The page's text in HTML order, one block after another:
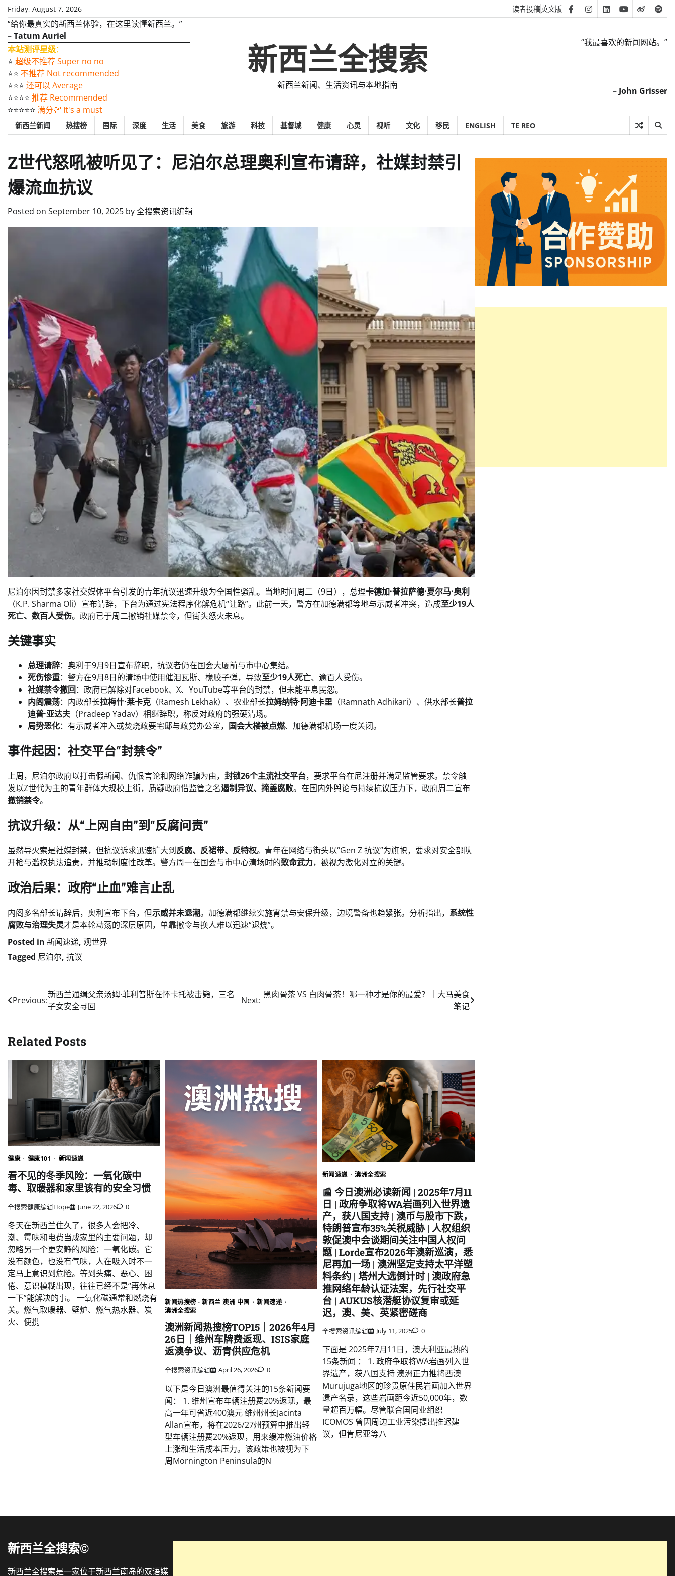
Skip
content
Friday, August 7, 2026 读者投稿英文版 FacebookInstagram
LinkedinYoutube
Weibo
“给你最真实的新西兰体验，在这里读懂新西兰。”
– Tatum Auriel
本站测评星级：
⭐️ 超级不推荐 Super no no
⭐️⭐️ 不推荐 Not recommended
⭐️⭐️⭐️ 还可以 Average
⭐️⭐️⭐️⭐️ 推荐 Recommended
⭐️⭐️⭐️⭐️⭐️ 满分💯 It's a must
新西兰全搜索
新西兰新闻、生活资讯与本地指南
“我最喜欢的新闻网站。”
– John Grisser
新西兰新闻 热搜榜 国际 深度 生活 美食 旅游 科技 基督城 健康 心灵 视听 文化 移民 ENGLISH TE REO
Z世代怒吼被听见了：尼泊尔总理奥利宣布请辞，社媒封禁引
爆流血抗议
Posted on September 10, 2025 by全搜索资讯编辑
尼泊尔因封禁多家社交媒体平台引发的青年抗议迅速升级为全国性骚乱。当地时间周二（9日），总理卡德加·普拉萨德·夏尔马·奥利
（K.P. Sharma Oli）宣布请辞，下台为通过宪法程序化解危机“让路”。此前一天，警方在加德满都等地与示威者冲突，造成至少19人
死亡、数百人受伤。政府已于周二撤销社媒禁令，但街头怒火未息。
关键事实
总理请辞：奥利于9月9日宣布辞职，抗议者仍在国会大厦前与市中心集结。
死伤惨重：警方在9月8日的清场中使用催泪瓦斯、橡胶子弹，导致至少19人死亡、逾百人受伤。
社媒禁令撤回：政府已解除对Facebook、X、YouTube等平台的封禁，但未能平息民怨。
内阁震荡：内政部长拉梅什·莱卡克 （Ramesh Lekhak）、农业部长拉姆纳特·阿迪卡里 （Ramnath Adhikari）、供水部长普拉
迪普·亚达夫（Pradeep Yadav）相继辞职，称反对政府的强硬清场。
局势恶化：有示威者冲入或焚烧政要宅邸与政党办公室， 国会大楼被点燃、加德满都机场一度关闭。
事件起因：社交平台“封禁令”
上周，尼泊尔政府以打击假新闻、仇恨言论和网络诈骗为由， 封锁26个主流社交平台，要求平台在尼注册并满足监管要求。禁令触
发以Z世代为主的青年群体大规模上街，质疑政府借监管之名遏制异议、掩盖腐败。在国内外舆论与持续抗议压力下，政府周二宣布
撤销禁令。
抗议升级：从“上网自由”到“反腐问责”
虽然导火索是社媒封禁，但抗议诉求迅速扩大到反腐、反裙带、反特权。青年在网络与街头以“Gen Z 抗议”为旗帜，要求对安全部队
开枪与滥权执法追责，并推动制度性改革。警方周一在国会与市中心清场时的致命武力，被视为激化对立的关键。
政治后果：政府“止血”难言止乱
内阁多名部长请辞后，奥利宣布下台，但示威并未退潮。加德满都继续实施宵禁与安保升级，边境警备也趋紧张。分析指出， 系统性
腐败与治理失灵才是本轮动荡的深层原因，单靠撤令与换人难以迅速“退烧”。
Posted in 新闻速递, 观世界
Tagged 尼泊尔, 抗议
Post
navigation
Previous:
新西兰通缉父亲汤姆·菲利普斯在怀卡托被击毙，三名
子女安全寻回
Next:
黑肉骨茶 VS 白肉骨茶！哪一种才是你的最爱？｜大马美食
笔记
Related Posts
健康 健康101 新闻速递
看不见的冬季风险：一氧化碳中
毒、取暖器和家里该有的安全习惯
全搜索健康编辑Hope June 22, 2026 0
冬天在新西兰住久了，很多人会把冷、
潮、霉味和电费当成家里的主要问题，却
忽略另一个更安静的风险：一氧化碳。它
没有颜色，也没有气味，人在吸入时不一
定马上意识到危险。等到头痛、恶心、困
倦、意识模糊出现，往往已经不是“再休息
一下”能解决的事。 一氧化碳通常和燃烧有
关。燃气取暖器、壁炉、燃气热水器、炭
火、便携
新闻热搜榜 - 新西兰 澳洲 中国
新闻速递
澳洲全搜索
澳洲新闻热搜榜TOP15｜2026年4月
26日｜维州车牌费返现、ISIS家庭
返澳争议、沥青供应危机
全搜索资讯编辑 April 26, 2026 0
以下是今日澳洲最值得关注的15条新闻要
闻： 1. 维州宣布车辆注册费20%返现，最
高一年可省近400澳元 维州州长Jacinta
Allan宣布，将在2026/27州预算中推出轻
型车辆注册费20%返现，用来缓冲燃油价格
上涨和生活成本压力。该政策也被视为下
周Mornington Peninsula的N
新闻速递 澳洲全搜索
📰 今日澳洲必读新闻 | 2025年7月11
日 | 政府争取将WA岩画列入世界遗
产，获八国支持 | 澳币与股市下跌，
特朗普宣布35%关税威胁 | 人权组织
敦促澳中会谈期间关注中国人权问
题 | Lorde宣布2026年澳新巡演，悉
尼再加一场 | 澳洲坚定支持太平洋塑
料条约 | 塔州大选倒计时 | 澳政府急
推网络年龄认证法案，先行社交平
台 | AUKUS核潜艇协议复审或延
迟，澳、美、英紧密磋商
全搜索资讯编辑 July 11, 2025 0
下面是 2025年7月11日，澳大利亚最热的
15条新闻 ： 1. 政府争取将WA岩画列入世
界遗产，获八国支持 澳洲正力推将西澳
Murujuga地区的珍贵原住民岩画加入世界
遗产名录，这些岩画距今近50,000年，数
量超百万幅。尽管联合国同业组织
ICOMOS 曾因周边工业污染提出推迟建
议，但肯尼亚等八
新西兰全搜索©
新西兰全搜索是一家位于新西兰南岛的双语媒